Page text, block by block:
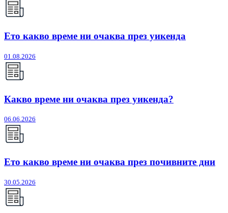
Ето какво време ни очаква през уикенда
01.08.2026
Какво време ни очаква през уикенда?
06.06.2026
Ето какво време ни очаква през почивните дни
30.05.2026